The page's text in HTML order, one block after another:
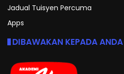
Jadual Tuisyen Percuma
Apps
DIBAWAKAN KEPADA ANDA